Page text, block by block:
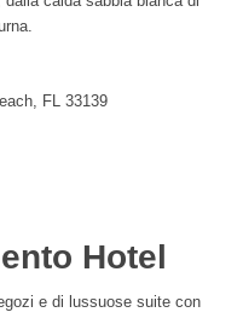
FL 33139
Hotel
e di lussuose suite con